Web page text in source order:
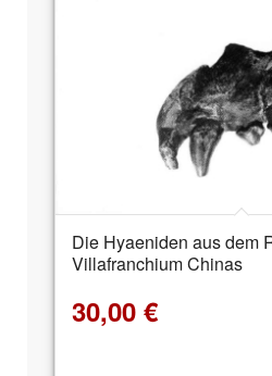
Die Hyaeniden aus dem
Villafranchium Chinas
30,00 €